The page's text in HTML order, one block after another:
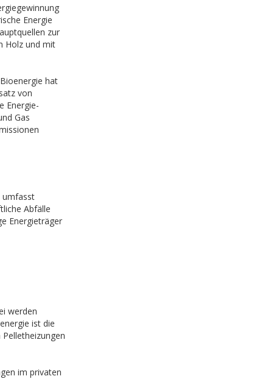
Energie
zur
Holz und mit
hat
von
Energie-
Gas
umfasst
Abfälle
Energieträger
werden
ist die
im privaten